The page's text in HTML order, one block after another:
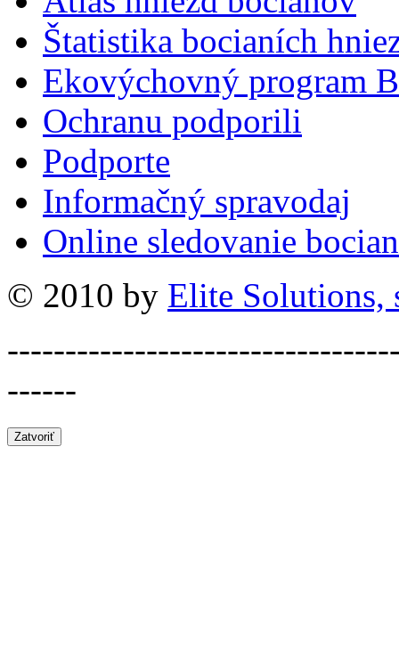
Štatistika bocianích
Ekovýchovný program
Ochranu podporili
Podporte
Informačný spravodaj
Online sledovanie
© 2010 by Elite Solutions,
------